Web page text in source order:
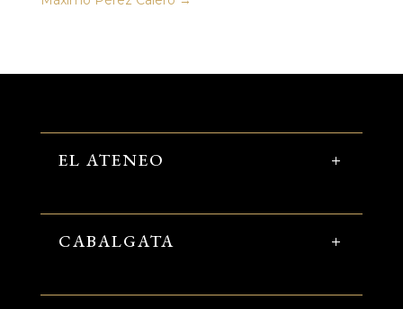
EL ATENEO
CABALGATA